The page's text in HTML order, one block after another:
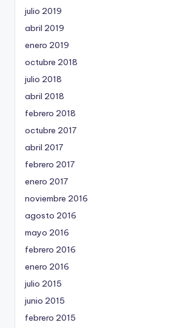
julio 2019
abril 2019
enero 2019
octubre 2018
julio 2018
abril 2018
febrero 2018
octubre 2017
abril 2017
febrero 2017
enero 2017
noviembre 2016
agosto 2016
mayo 2016
febrero 2016
enero 2016
julio 2015
junio 2015
febrero 2015